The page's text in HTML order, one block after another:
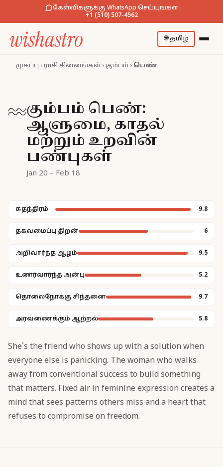
கேள்விகளுக்கு WhatsApp செய்யுங்கள்
+1 (510) 507-4562
🌐தமிழ்
முகப்பு ›ராசி சின்னங்கள்› கும்பம் › பெண்
♒கும்பம் பெண்:
ஆளுமை, காதல்
மற்றும் உறவின்
பண்புகள்
Jan 20 – Feb 18
சுதந்திரம் 9.8
தகவமைப்பு திறன் 6
அறிவார்ந்த ஆழம் 9.5
உணர்வார்ந்த அன்பு 5.2
தொலைநோக்கு சிந்தனை 9.7
அரவணைக்கும் ஆற்றல் 5.8
She's the friend who shows up with a solution when
everyone else is panicking. The woman who walks
away from conventional success to build something
that matters. Fixed air in feminine expression creates a
mind that sees patterns others miss and a heart that
refuses to compromise on freedom.